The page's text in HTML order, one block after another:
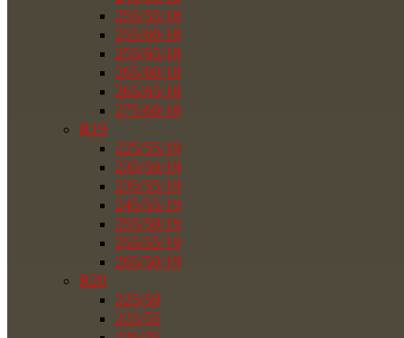
255/55/18
255/60/18
255/65/18
265/60/18
265/65/18
275/60/18
R19
225/55/19
235/50/19
235/55/19
245/55/19
255/50/19
255/55/19
265/50/19
R20
225/50
225/55